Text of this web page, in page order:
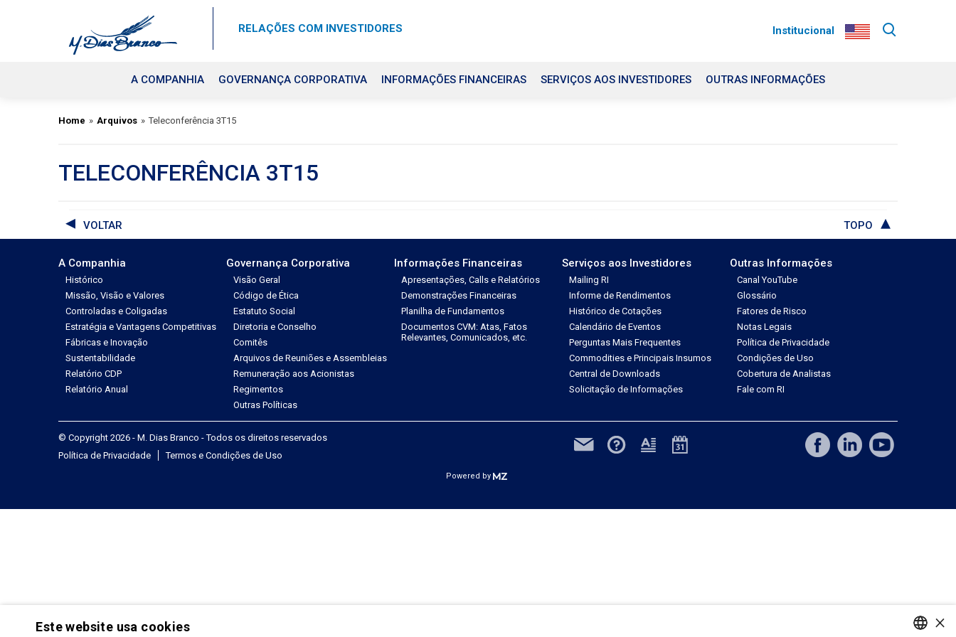
RELAÇÕES COM INVESTIDORES Institucional
A COMPANHIA GOVERNANÇA CORPORATIVA INFORMAÇÕES FINANCEIRAS SERVIÇOS AOS INVESTIDORES OUTRAS INFORMAÇÕES
Home » Arquivos » Teleconferência 3T15
TELECONFERÊNCIA 3T15
VOLTAR TOPO
A Companhia
Histórico
Missão, Visão e Valores
Controladas e Coligadas
Estratégia e Vantagens Competitivas
Fábricas e Inovação
Sustentabilidade
Relatório CDP
Relatório Anual
Governança Corporativa
Visão Geral
Código de Ética
Estatuto Social
Diretoria e Conselho
Comitês
Arquivos de Reuniões e Assembleias
Remuneração aos Acionistas
Regimentos
Outras Políticas
Informações Financeiras
Apresentações, Calls e Relatórios
Demonstrações Financeiras
Planilha de Fundamentos
Documentos CVM: Atas, Fatos
Relevantes, Comunicados, etc.
Serviços aos Investidores
Mailing RI
Informe de Rendimentos
Histórico de Cotações
Calendário de Eventos
Perguntas Mais Frequentes
Commodities e Principais Insumos
Central de Downloads
Solicitação de Informações
Outras Informações
Canal YouTube
Glossário
Fatores de Risco
Notas Legais
Política de Privacidade
Condições de Uso
Cobertura de Analistas
Fale com RI
© Copyright 2026 - M. Dias Branco - Todos os direitos reservados
Política de Privacidade
Termos e Condições de Uso
Powered by
×
Este website usa cookies